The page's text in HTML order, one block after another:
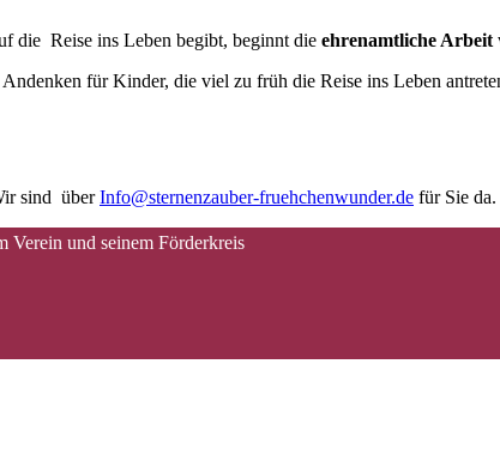
die Reise ins Leben begibt, beginnt die ehrenamtliche Arbeit
für Kinder, die viel zu früh die Reise ins Leben
sind überInfo@sternenzauber-fruehchenwunder.de für Sie da.
Verein und seinem Förderkreis